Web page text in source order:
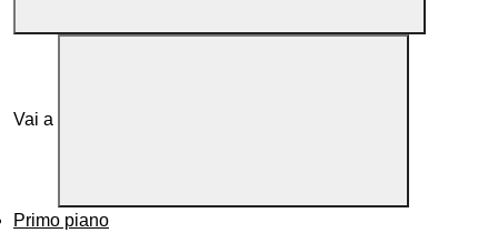
Vai a
Primo piano